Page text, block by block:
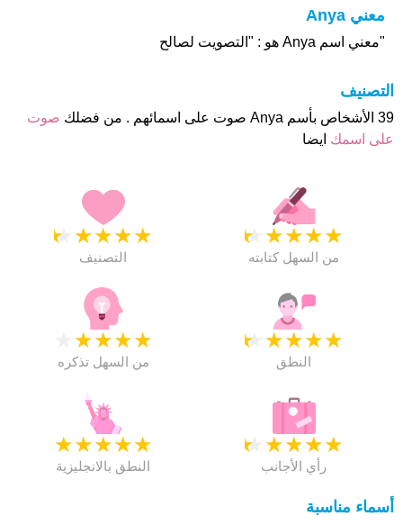
معني Anya
"معني اسم Anya هو : "التصويت لصالح
التصنيف
39 الأشخاص بأسم Anya صوت على اسمائهم . من فضلك
صوت
على اسمك ايضا
★
★
★
★
★
التصنيف
★
★
★
★
★
من السهل كتابته
★
★
★
★
من السهل تذكره
★
★
★
★
★
النطق
★
★
★
★
★
النطق بالانجليزية
★
★
★
★
★
رأي الأجانب
أسماء مناسبة